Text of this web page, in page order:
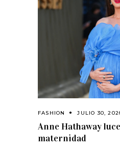
FASHION JULIO 30,
Anne Hathaway
maternidad